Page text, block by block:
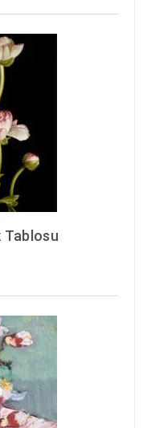
Tablosu